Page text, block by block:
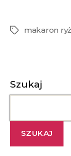
makaron
Szukaj
SZUKAJ